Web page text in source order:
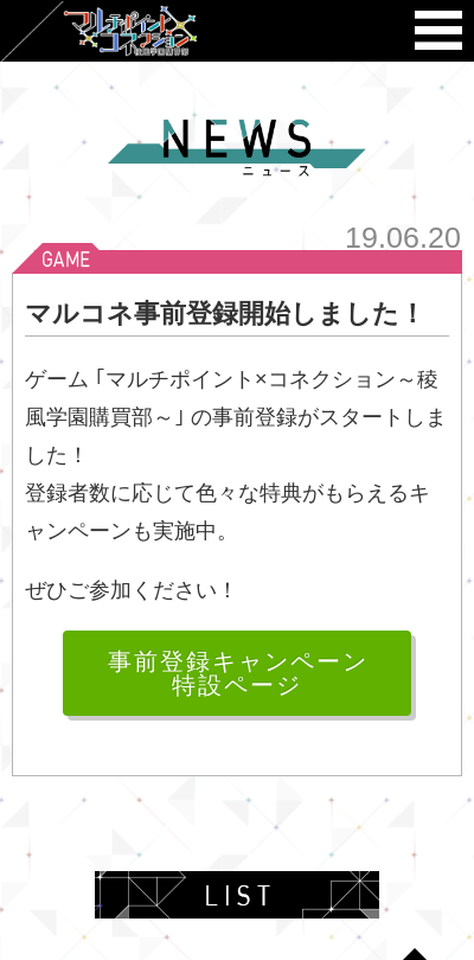
マルコネ事前登録開始しました！
19.06.20
ゲーム ｢ マルチポイント×コネクション～稜
風学園購買部～ ｣ の事前登録がスタートしま
した！
登録者数に応じて色々な特典がもらえるキ
ャンペーンも実施中。
ぜひご参加ください！
事前登録キャンペーン
特設ページ